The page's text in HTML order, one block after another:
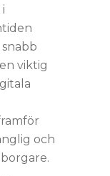
viktig
och